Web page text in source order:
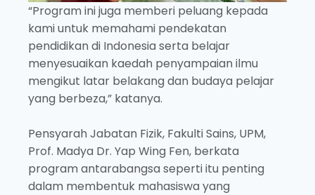
“Program ini juga memberi peluang kepada
kami untuk memahami pendekatan
pendidikan di Indonesia serta belajar
menyesuaikan kaedah penyampaian ilmu
mengikut latar belakang dan budaya pelajar
yang berbeza,” katanya.
Pensyarah Jabatan Fizik, Fakulti Sains, UPM,
Prof. Madya Dr. Yap Wing Fen, berkata
program antarabangsa seperti itu penting
dalam membentuk mahasiswa yang